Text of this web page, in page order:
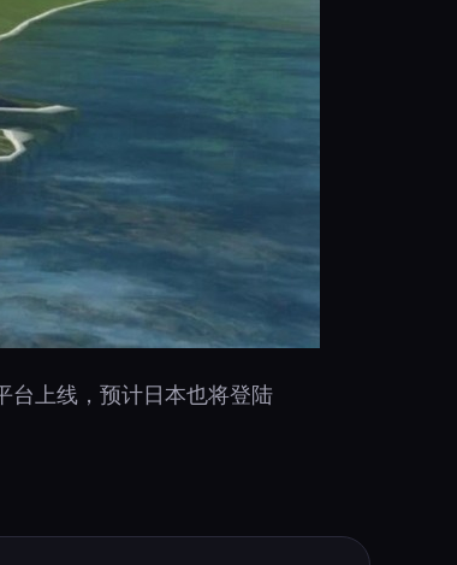
台上线，预计日本也将登陆